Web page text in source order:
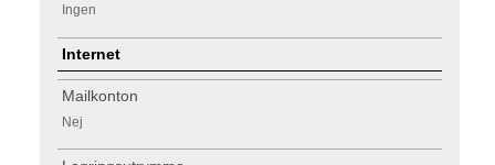
Ingen
Internet
Mailkonton
Nej